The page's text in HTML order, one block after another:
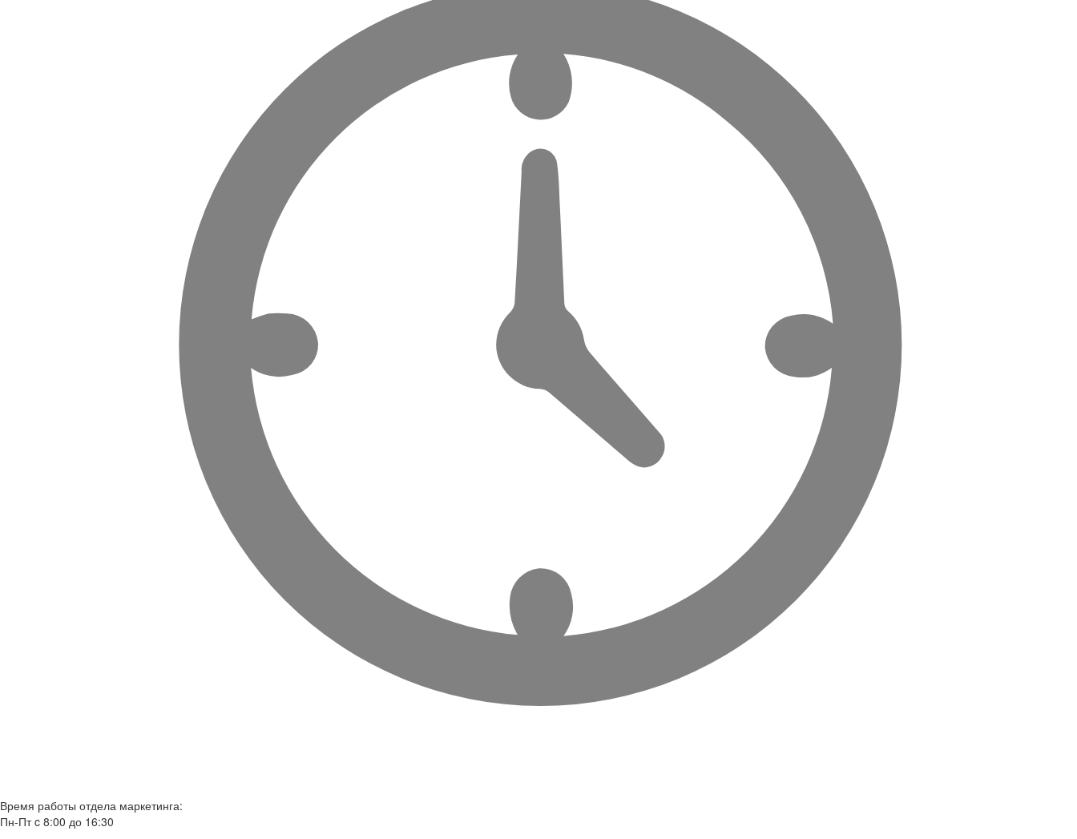
Время работы отдела маркетинга:
Пн-Пт c 8:00 до 16:30